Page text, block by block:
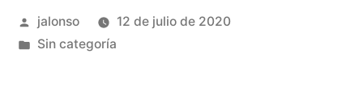
Publicado
por
jalonso
12 de julio de 2020
Publicado
Sin categoría